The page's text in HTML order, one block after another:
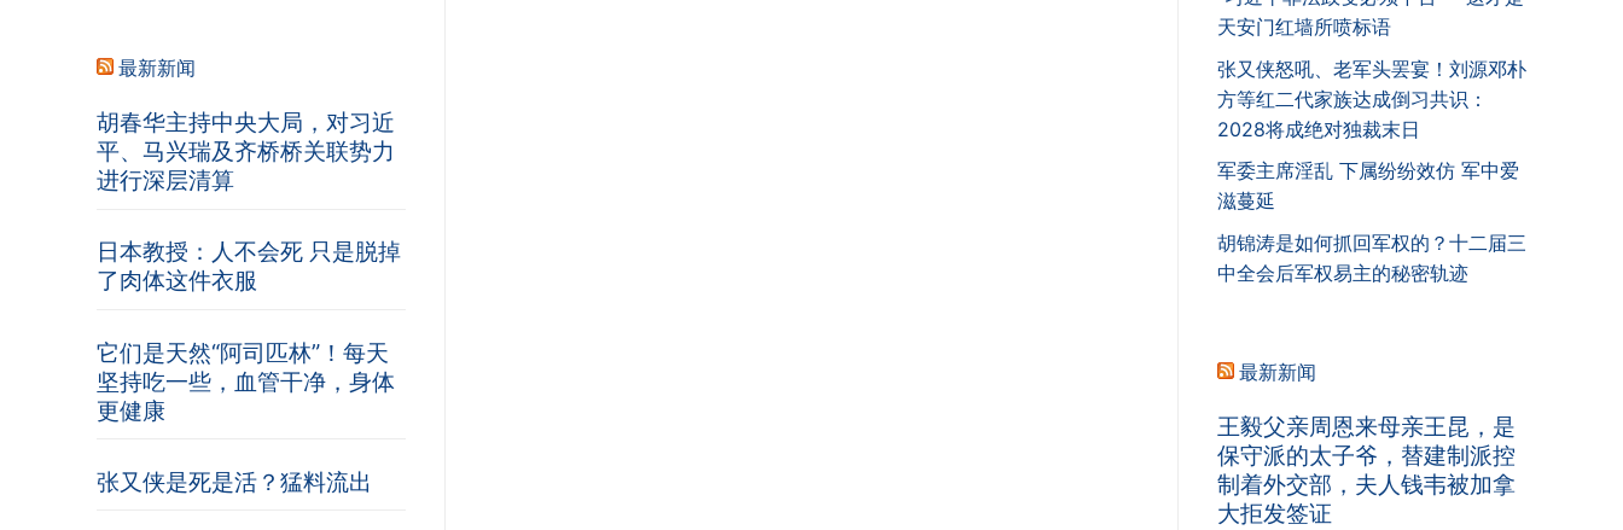
天安门红墙所喷标语
张又侠怒吼、老军头罢宴！刘源邓朴
方等红二代家族达成倒习共识：
2028将成绝对独裁末日
军委主席淫乱 下属纷纷效仿 军中爱
滋蔓延
胡锦涛是如何抓回军权的？十二届三
中全会后军权易主的秘密轨迹
最新新闻
王毅父亲周恩来母亲王昆，是
保守派的太子爷，替建制派控
制着外交部，夫人钱韦被加拿
大拒发签证
最新新闻
胡春华主持中央大局，对习近
平、马兴瑞及齐桥桥关联势力
进行深层清算
日本教授：人不会死 只是脱掉
了肉体这件衣服
它们是天然“阿司匹林”！每天
坚持吃一些，血管干净，身体
更健康
张又侠是死是活？猛料流出